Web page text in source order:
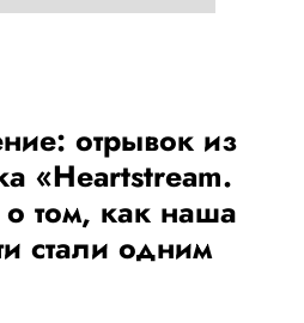
отрывок из
«Heartstream.
том, как наша
стали одним